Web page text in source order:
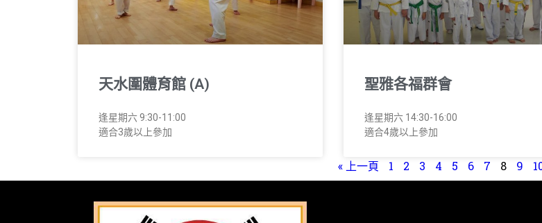
天水圍體育館 (A)
逢星期六 9:30-11:00
適合3歲以上參加
聖雅各福群會
逢星期六 14:30-16:00
適合4歲以上參加
« 上一頁 1 2 3 4 5 6 7 8 9